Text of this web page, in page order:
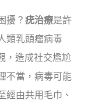
擾？ 疣治療是許
類乳頭瘤病毒
，造成社交尷尬
不當，病毒可能
經由共用毛巾、